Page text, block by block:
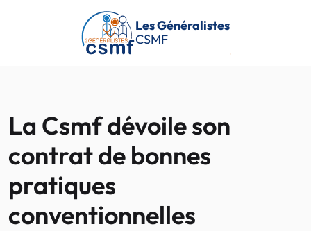
Passer au contenu principal
Les Généralistes
CSMF
La Csmf dévoile son
contrat de bonnes
pratiques
conventionnelles